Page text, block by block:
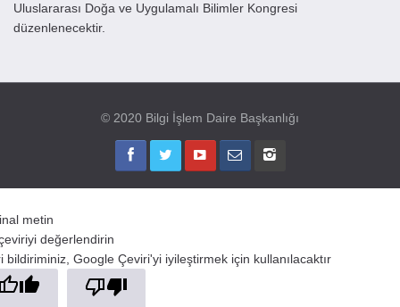
Uluslararası Doğa ve Uygulamalı Bilimler Kongresi
düzenlenecektir.
© 2020 Bilgi İşlem Daire Başkanlığı
metin
değerlendirin
bildiriminiz, Google Çeviri'yi iyileştirmek için kullanılacaktır